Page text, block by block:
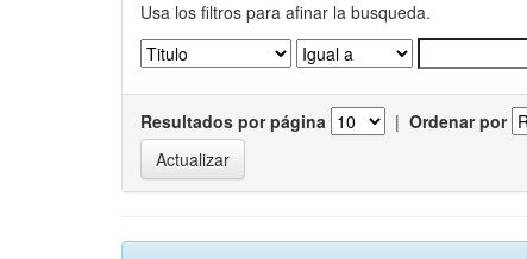
Usa los filtros para afinar la busqueda.
Resultados por página | Ordenar por